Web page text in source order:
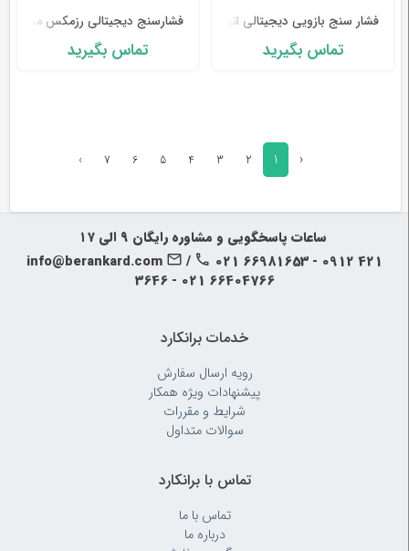
فشار سنج بازویی دیجیتالی اتوماتیک X5 رزمکس
تماس بگیرید
فشارسنج دیجیتالی رزمکس مدل CH155f
تماس بگیرید
‹
1
2
3
4
5
6
7
›
‍‍ ساعات پاسخگویی و مشاوره رایگان ۹ الی ۱۷
info@berankard.com
/
021 66981653 - 0912 421
3646 - 021 66404766
خدمات برانکارد
رویه‌ ارسال سفارش
پیشنهادات ویژه همکار
شرایط و مقررات
سوالات متداول
تماس با برانکارد
تماس با ما
درباره ما